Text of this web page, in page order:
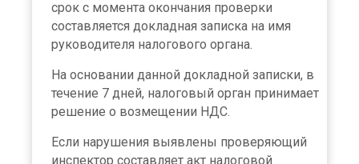
срок с момента окончания проверки
составляется докладная записка на имя
руководителя налогового органа.
На основании данной докладной записки, в
течение 7 дней, налоговый орган принимает
решение о возмещении НДС.
Если нарушения выявлены проверяющий
инспектор составляет акт налоговой